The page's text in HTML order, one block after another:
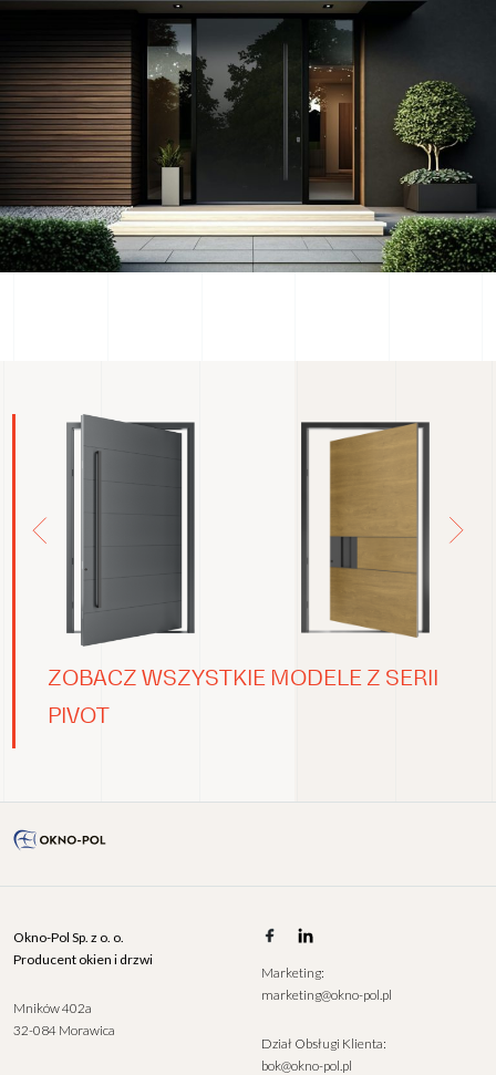
ZOBACZ WSZYSTKIE MODELE Z SERII
PIVOT
Okno-Pol Sp. z o. o.
Producent okien i drzwi
Mników 402a
32-084 Morawica
Marketing:
marketing@okno-pol.pl
Dział Obsługi Klienta:
bok@okno-pol.pl